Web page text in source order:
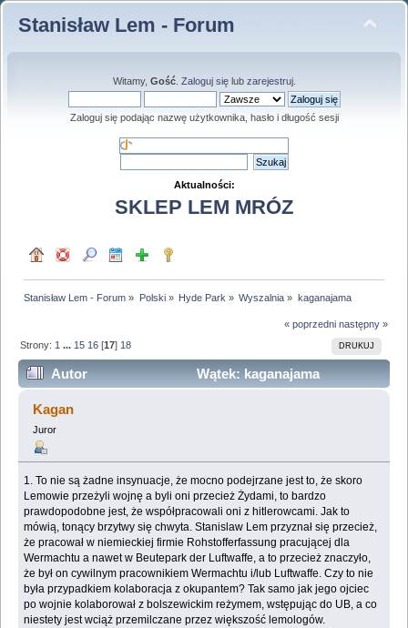
Stanisław Lem - Forum
Witamy, Gość. Zaloguj sięlub zarejestruj.
Zaloguj się podając nazwę użytkownika, hasło i długość sesji
Aktualności:
SKLEP LEM MRÓZ
Stanisław Lem - Forum » Polski» Hyde Park » Wyszalnia » kaganajama
« poprzedni następny »
DRUKUJ
Strony: 1 ... 15 16 [17] 18
Autor
Wątek: kaganajama
(Przeczytany 379393 razy)
Kagan
Juror
1. To nie są żadne insynuacje, że mocno podejrzane jest to, że skoro
Lemowie przeżyli wojnę a ‎byli oni przecież Żydami, to bardzo
prawdopodobne jest, że współpracowali oni z hitlerowcami. ‎Jak to
mówią, tonący brzytwy się chwyta. Stanislaw Lem przyznał się przecież,
że pracował w ‎niemieckiej firmie Rohstofferfassung pracującej dla
Wermachtu a nawet w Beutepark der ‎Luftwaffe, a to przecież znaczyło,
że był on cywilnym pracownikiem Wermachtu i/lub ‎Luftwaffe. Czy to nie
była przypadkiem kolaboracja z okupantem? Tak samo jak jego ojciec
po ‎wojnie kolaborował z bolszewickim reżymem, wstępując do UB, a co
niestety jest wciąż ‎przemilczane przez większość lemologów.‎